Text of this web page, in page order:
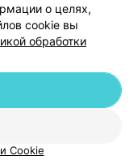
Республика Беларусь,
о целях,
cookie вы
обработки
Cookie